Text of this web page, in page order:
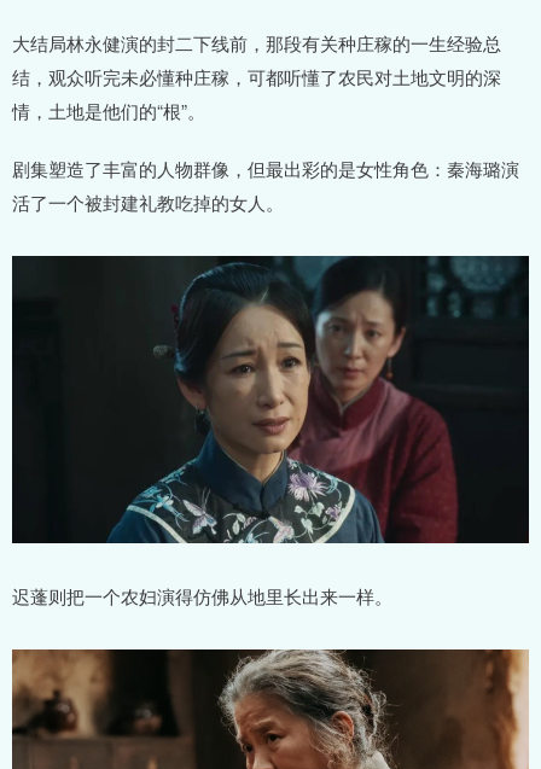
大结局林永健演的封二下线前，那段有关种庄稼的一生经验总
结，观众听完未必懂种庄稼，可都听懂了农民对土地文明的深
情，土地是他们的“根”。
剧集塑造了丰富的人物群像，但最出彩的是女性角色：秦海璐演
活了一个被封建礼教吃掉的女人。
迟蓬则把一个农妇演得仿佛从地里长出来一样。